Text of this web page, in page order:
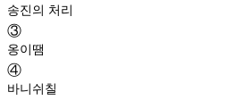
송진의 처리
③
옹이땜
④
바니쉬칠